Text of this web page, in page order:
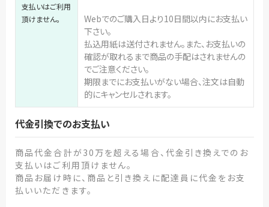
支払いはご利用
頂けません。
Webでのご購入日より10日間以内にお支払い
下さい。
払込用紙は送付されません。また、お支払いの
確認が取れるまで商品の手配はされませんの
でご注意ください。
期限までにお支払いがない場合、注文は自動
的にキャンセルされます。
代金引換でのお支払い
商品代金合計が30万を超える場合、代金引き換えでのお
支払いはご利用頂けません。
商品お届け時に、商品と引き換えに配達員に代金をお支
払いいただきます。